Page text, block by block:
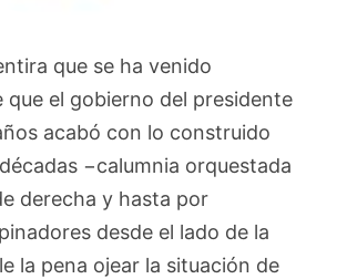
que se ha venido
que el gobierno del presidente
acabó con lo construido
−calumnia orquestada
derecha y hasta por
desde el lado de la
la pena ojear la situación de